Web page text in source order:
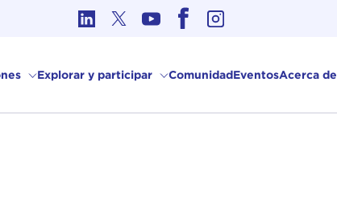
Explorar y participar ComunidadEventosAcerca de